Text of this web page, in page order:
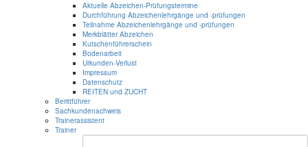
Aktuelle Abzeichen-Prüfungstermine
Durchführung Abzeichenlehrgänge und -prüfungen
Teilnahme Abzeichenlehrgänge und -prüfungen
Merkblätter Abzeichen
Kutschenführerschein
Bodenarbeit
Urkunden-Verlust
Impressum
Datenschutz
REITEN und ZUCHT
Berittführer
Sachkundenachweis
Trainerassistent
Trainer